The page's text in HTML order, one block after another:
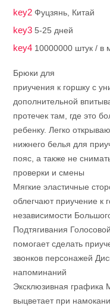
key2Фуцзянь, Китай
key35-25 дней
key4 10000000 штук / в
Брюки для
приучения к горшку с
дополнительной
протечек там, где это
ребенку. Легко
нижнего белья для
пояс, а также не
проверки и смены
Мягкие эластичные
облегчают приучение к
независимости
Подтягивания
помогает сделать
звонков персонажей
напоминаний
Эксклюзивная графика
выцветает при